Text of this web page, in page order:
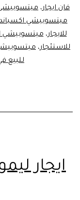
فان ايجار، ميتسوبيشى
ميتسوبيشي
للايجار،ميتسوبيشي
للاستئجار،
للبيع
ايجار